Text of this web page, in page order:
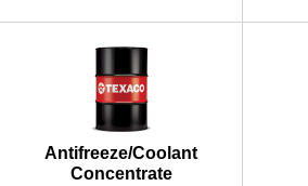
Antifreeze/Coolant
Concentrate